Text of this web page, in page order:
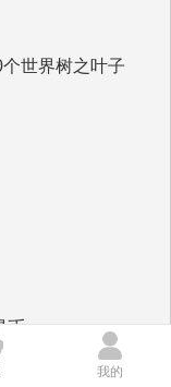
世界树之叶子
币
我的